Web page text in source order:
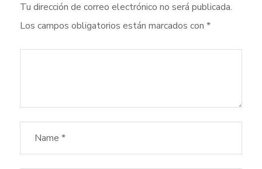
Tu dirección de correo electrónico no será publicada.
Los campos obligatorios están marcados con *